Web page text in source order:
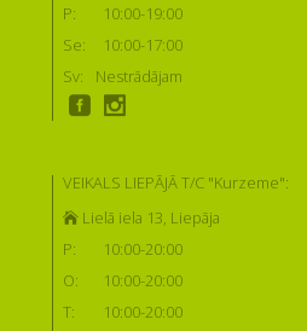
P:
10:00-19:00
Se:
10:00-17:00
Sv:
Nestrādājam
VEIKALS LIEPĀJĀ T/C "Kurzeme":
Lielā iela 13, Liepāja
P:
10:00-20:00
O:
10:00-20:00
T:
10:00-20:00